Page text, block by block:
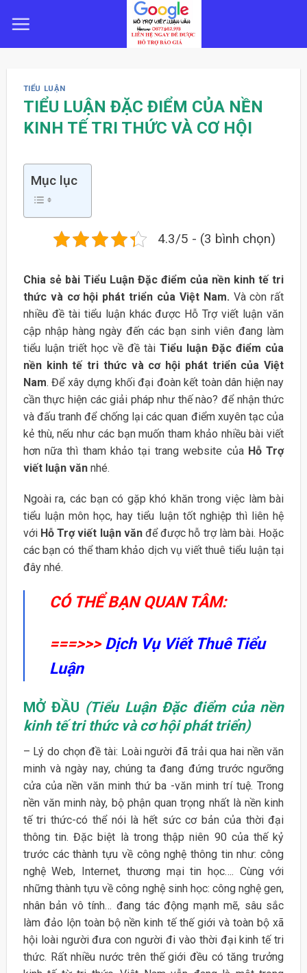
TIỂU LUẬN
TIỂU LUẬN ĐẶC ĐIỂM CỦA NỀN
KINH TẾ TRI THỨC VÀ CƠ HỘI
Mục lục
4.3/5 - (3 bình chọn)
Chia sẻ bài Tiểu Luận Đặc điểm của nền kinh tế tri
thức và cơ hội phát triển của Việt Nam. Và còn rất
nhiều đề tài tiểu luận khác được Hỗ Trợ viết luận văn
cập nhập hàng ngày đến các bạn sinh viên đang làm
tiểu luận triết học về đề tàiTiểu luận Đặc điểm của
nền kinh tế tri thức và cơ hội phát triển của Việt
Nam. Để xây dựng khối đại đoàn kết toàn dân hiện nay
cần thực hiện các giải pháp như thế nào? để nhận thức
và đấu tranh để chống lại các quan điểm xuyên tạc của
kẻ thù, nếu như các bạn muốn tham khảo nhiều bài viết
hơn nữa thì tham khảo tại trang website của Hỗ Trợ
viết luận vănnhé.
Ngoài ra, các bạn có gặp khó khăn trong việc làm bài
tiểu luận môn học, hay tiểu luận tốt nghiệp thì liên hệ
vớiHỗ Trợ viết luận vănđể được hỗ trợ làm bài. Hoặc
các bạn có thể tham khảo dịch vụ viết thuê tiểu luận tại
đây nhé.
CÓ THỂ BẠN QUAN TÂM:
===>>> Dịch Vụ Viết Thuê Tiểu
Luận
MỞ ĐẦU (Tiểu Luận Đặc điểm của nền
kinh tế tri thức và cơ hội phát triển)
– Lý ‎do chọn đề tài: Loài người đã trải qua hai nền văn
minh và ngày nay, chúng ta đang đứng trước ngưỡng
cửa của nền văn minh thứ ba -văn minh trí tuệ. Trong
nền văn minh này, bộ phận quan trọng nhất là nền kinh
tế tri thức-có thể nói là hết sức cơ bản của thời đại
thông tin. Đặc biệt là trong thập niên 90 của thế kỷ
trước các thành tựu về công nghệ thông tin như: công
nghệ Web, Internet, thương mại tin học…. Cùng với
những thành tựu về công nghệ sinh học: công nghệ gen,
nhân bản vô tính… đang tác động mạnh mẽ, sâu sắc
làm đảo lộn toàn bộ nền kinh tế thế giới và toàn bộ xã
hội loài người đưa con người đi vào thời đại kinh tế tri
thức. Rất nhiều nước trên thế giới đều có tăng trưởng